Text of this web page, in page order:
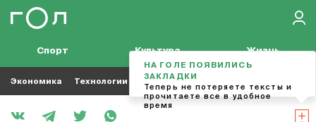
Спорт Культура Жизнь
Экономика Технологии Кино Футбол
НА ГОЛЕ ПОЯВИЛИСЬ
ЗАКЛАДКИ
Теперь не потеряете тексты и
прочитаете все в удобное
время